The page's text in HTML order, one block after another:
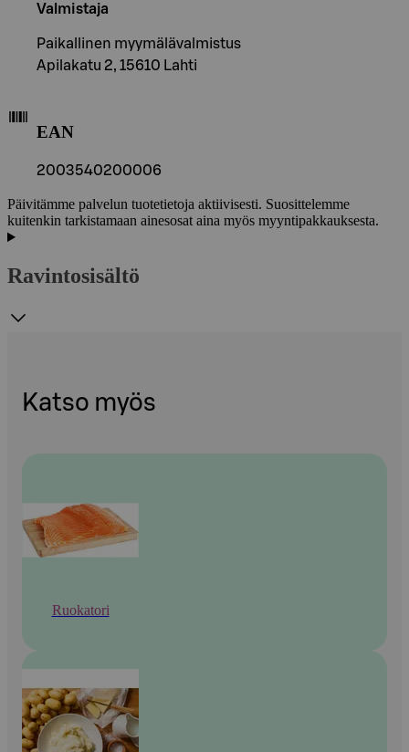
Valmistaja
Paikallinen myymälävalmistus
Apilakatu 2, 15610 Lahti
EAN
2003540200006
Päivitämme palvelun tuotetietoja aktiivisesti. Suosittelemme
kuitenkin tarkistamaan ainesosat aina myös myyntipakkauksesta.
Ravintosisältö
Katso myös
Ruokatori